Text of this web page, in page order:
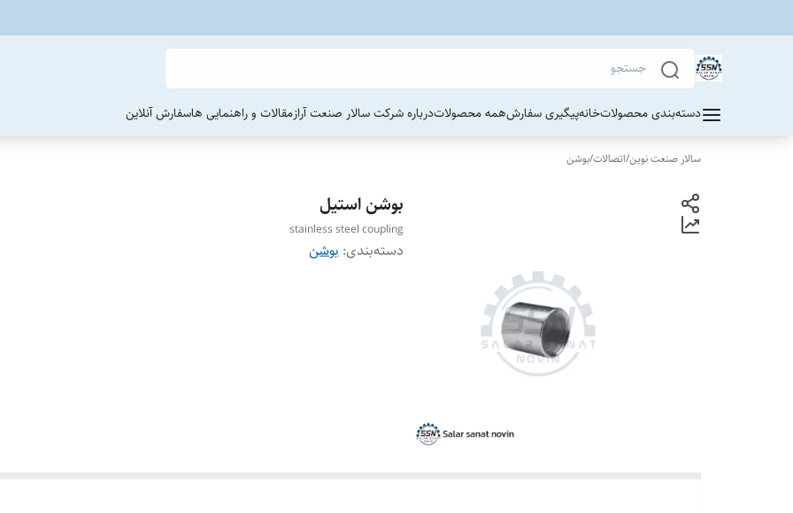
دسته‌بندی محصولاتخانهپیگیری سفارشهمه محصولاتدرباره شرکت سالار صنعت آرازمقالات و راهنمایی هاسفارش آنلاین
سالار صنعت نوین/اتصالات/بوشن
بوشن استیل
stainless steel coupling
دسته‌بندی: بوشن